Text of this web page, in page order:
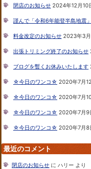
閉店のお知らせ 2024年12月10
謹んで「令和6年能登半島地震
料金改定のお知らせ 2023年3月
出張トリミング終了のお知らせ
ブログを暫くお休みいたします
☆今日のワンコ☆ 2020年7月
☆今日のワンコ☆ 2020年7月
☆今日のワンコ☆ 2020年7月9
☆今日のワンコ☆ 2020年7月8
最近のコメント
閉店のお知らせ に ハリー より